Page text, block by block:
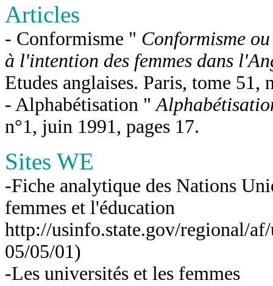
Articles
- Conformisme " Conformisme
à l'intention des femmes dans
Etudes anglaises. Paris, tome 51,
- Alphabétisation "
n°1, juin 1991, pages 17.
Sites WE
-Fiche analytique des Nations
femmes et l'éducation
http://usinfo.state.gov/regional/
05/05/01)
-Les universités et les femmes